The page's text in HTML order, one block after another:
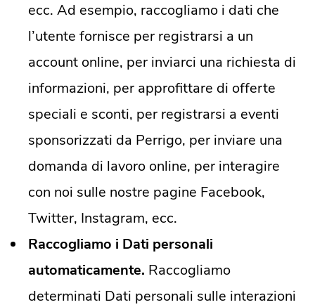
ecc. Ad esempio, raccogliamo i dati che
l’utente fornisce per registrarsi a un
account online, per inviarci una richiesta di
informazioni, per approfittare di offerte
speciali e sconti, per registrarsi a eventi
sponsorizzati da Perrigo, per inviare una
domanda di lavoro online, per interagire
con noi sulle nostre pagine Facebook,
Twitter, Instagram, ecc.
Raccogliamo i Dati personali
automaticamente. Raccogliamo
determinati Dati personali sulle interazioni